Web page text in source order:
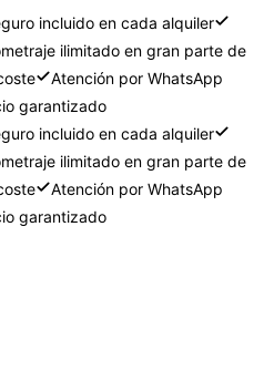
incluido en cada alquiler
ilimitado en gran parte de
Atención por WhatsApp
garantizado
incluido en cada alquiler
ilimitado en gran parte de
Atención por WhatsApp
garantizado